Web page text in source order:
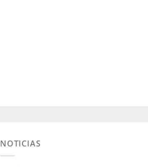
NOTICIAS